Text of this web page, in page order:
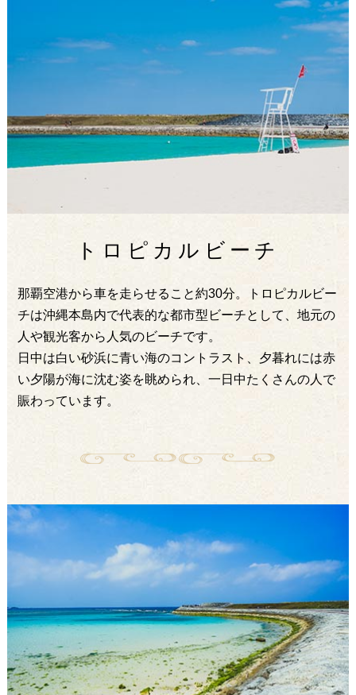
トロピカルビーチ
那覇空港から車を走らせること約30分。トロピカルビー
チは沖縄本島内で代表的な都市型ビーチとして、地元の
人や観光客から人気のビーチです。
日中は白い砂浜に青い海のコントラスト、夕暮れには赤
い夕陽が海に沈む姿を眺められ、一日中たくさんの人で
賑わっています。